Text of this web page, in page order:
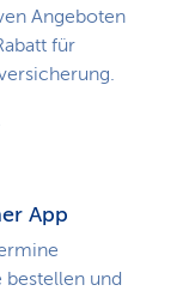
Angeboten
für
App
und